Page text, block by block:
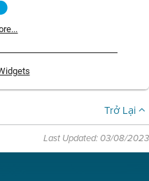
Trở Lại
Last Updated: 03/08/2023